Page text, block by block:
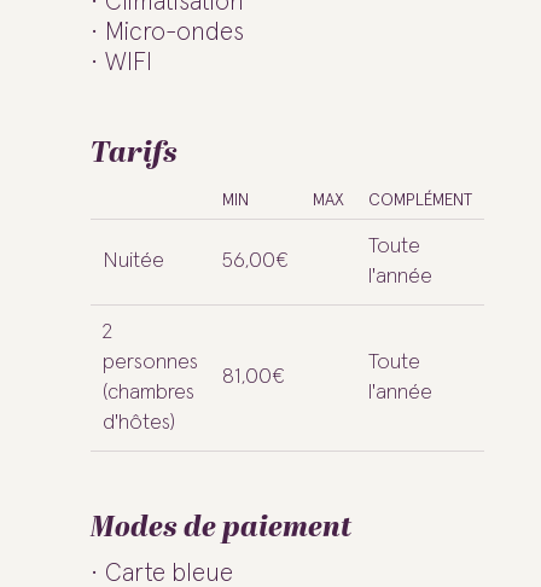
Micro-ondes
WIFI
Tarifs
MIN MAX COMPLÉMENT
Nuitée 56,00€
Toute
l'année
2
personnes
(chambres
d'hôtes)
81,00€
Toute
l'année
Modes de paiement
Carte bleue